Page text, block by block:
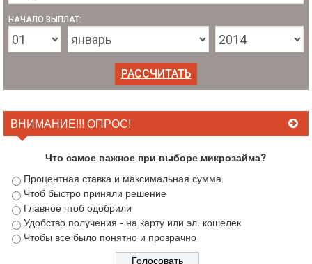
НАЧАЛО ВЫПЛАТ:
ВНИМАНИЕ!!! ОПРОС!
Что самое важное при выборе микрозайма?
Процентная ставка и максимальная сумма
Чтоб быстро приняли решение
Главное чтоб одобрили
Удобство получения - на карту или эл. кошелек
Чтобы все было понятно и прозрачно